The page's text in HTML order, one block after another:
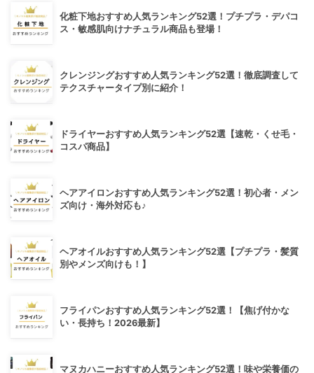
化粧下地おすすめ人気ランキング52選！プチプラ・デパコ
ス・敏感肌向けナチュラル商品も登場！
クレンジングおすすめ人気ランキング52選！徹底調査して
テクスチャータイプ別に紹介！
ドライヤーおすすめ人気ランキング52選【速乾・くせ毛・
コスパ商品】
ヘアアイロンおすすめ人気ランキング52選！初心者・メン
ズ向け・海外対応も♪
ヘアオイルおすすめ人気ランキング52選【プチプラ・髪質
別やメンズ向けも！】
フライパンおすすめ人気ランキング52選！【焦げ付かな
い・長持ち！2026最新】
マヌカハニーおすすめ人気ランキング52選！味や栄養価の